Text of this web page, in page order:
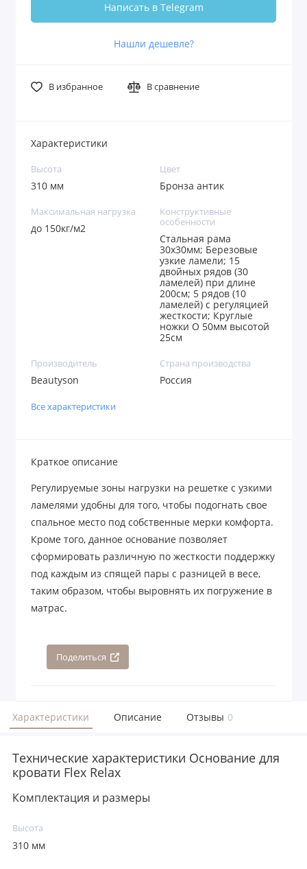
Написать в Telegram
Нашли дешевле?
В избранное В сравнение
Характеристики
Высота
310 мм
Цвет
Бронза антик
Максимальная нагрузка
до 150кг/м2
Конструктивные
особенности
Стальная рама
30х30мм; Березовые
узкие ламели; 15
двойных рядов (30
ламелей) при длине
200см; 5 рядов (10
ламелей) с регуляцией
жесткости; Круглые
ножки O 50мм высотой
25см
Производитель
Beautyson
Страна производства
Россия
Все характеристики
Краткое описание
Регулируемые зоны нагрузки на решетке с узкими
ламелями удобны для того, чтобы подогнать свое
спальное место под собственные мерки комфорта.
Кроме того, данное основание позволяет
сформировать различную по жесткости поддержку
под каждым из спящей пары с разницей в весе,
таким образом, чтобы выровнять их погружение в
матрас.
Поделиться
Характеристики Описание Отзывы 0
Технические характеристики Основание для
кровати Flex Relax
Комплектация и размеры
Высота
310 мм